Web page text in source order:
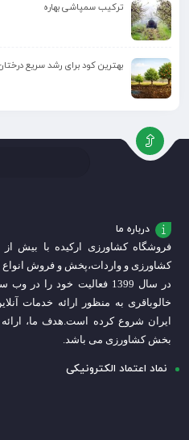
ترکیب سمپاشی بهاره
بهترین کود برای رشد سریع
درباره ما
کشاورزی و واردات،پخش و فروش انواع
در سال 1399 فعالیت خود را
خالوباقری به منظور ارائه خدمات
ایران شروع کرده است.هدف ما،
بخش کشاورزی می باشد.
نماد اعتماد الکترونیکی